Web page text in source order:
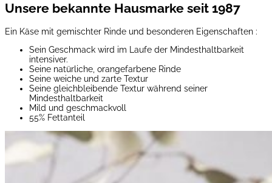
Unsere bekannte Hausmarke seit 1987
Ein Käse mit gemischter Rinde und besonderen Eigenschaften :
Sein Geschmack wird im Laufe der Mindesthaltbarkeit
intensiver.
Seine natürliche, orangefarbene Rinde
Seine weiche und zarte Textur
Seine gleichbleibende Textur während seiner
Mindesthaltbarkeit
Mild und geschmackvoll
55% Fettanteil